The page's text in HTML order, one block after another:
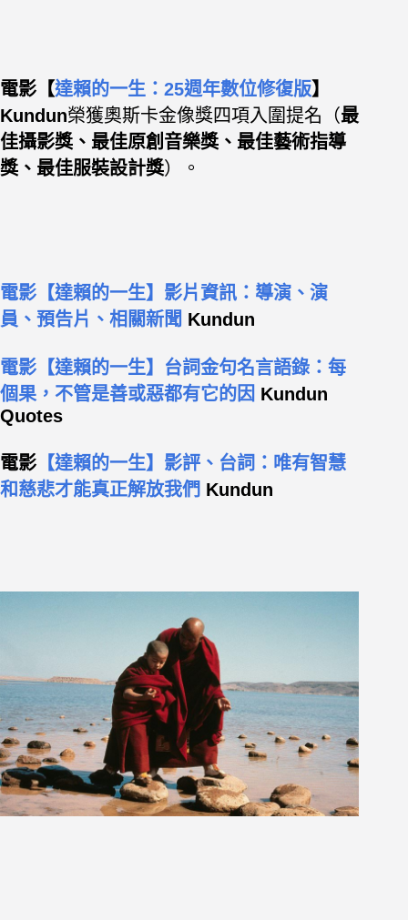
電影【達賴的一生：25週年數位修復版】
Kundun榮獲奧斯卡金像獎四項入圍提名（最
佳攝影獎、最佳原創音樂獎、最佳藝術指導
獎、最佳服裝設計獎）。
電影【達賴的一生】影片資訊：導演、演
員、預告片、相關新聞 Kundun
電影【達賴的一生】台詞金句名言語錄：每
個果，不管是善或惡都有它的因 Kundun
Quotes
電影 【達賴的一生】影評、台詞：唯有智慧
和慈悲才能真正解放我們 Kundun